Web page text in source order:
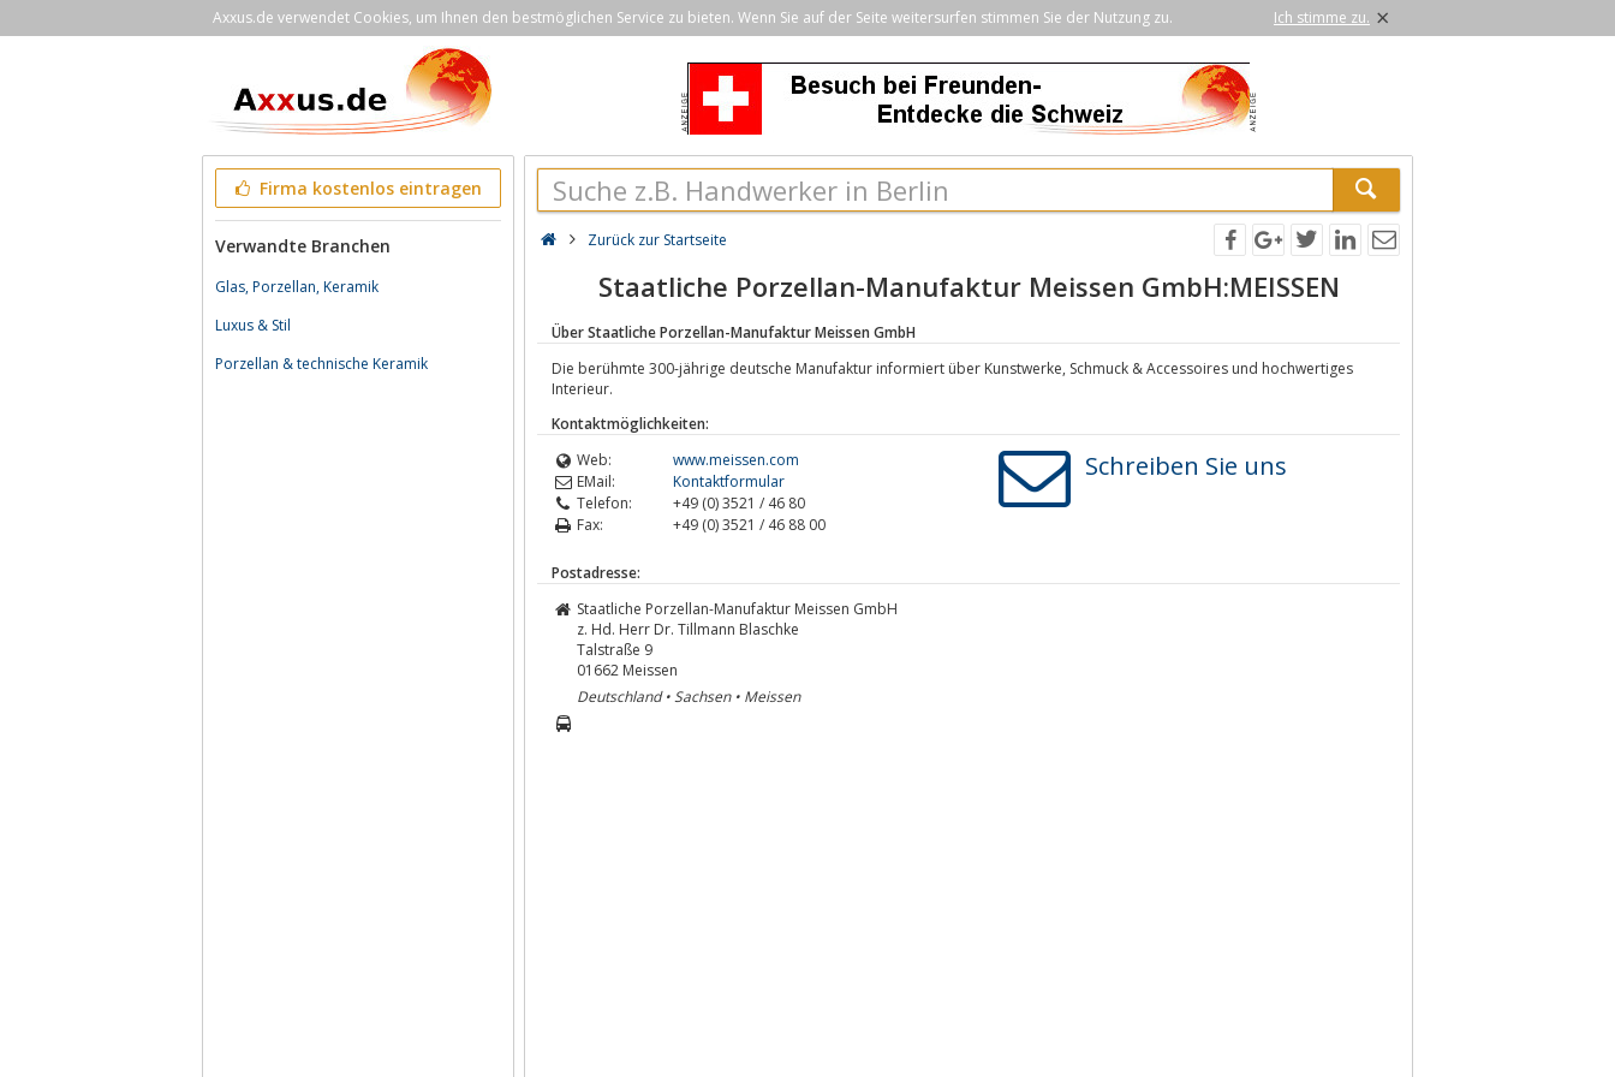
Axxus.de verwendet Cookies, um Ihnen den bestmöglichen Service zu bieten. Wenn Sie auf der Seite weitersurfen stimmen Sie der Nutzung zu. Ich stimme zu. ×
Firma kostenlos eintragen
Verwandte Branchen
Glas, Porzellan, Keramik
Luxus & Stil
Porzellan & technische Keramik
Zurück zur Startseite
Staatliche Porzellan-Manufaktur Meissen GmbH:MEISSEN
Über Staatliche Porzellan-Manufaktur Meissen GmbH
Die berühmte 300-jährige deutsche Manufaktur informiert über Kunstwerke, Schmuck & Accessoires und hochwertiges
Interieur.
Kontaktmöglichkeiten:
Web:
www.meissen.com
EMail:
Kontaktformular
Telefon:
+49 (0) 3521 / 46 80
Fax:
+49 (0) 3521 / 46 88 00
Schreiben Sie uns
Postadresse:
Staatliche Porzellan-Manufaktur Meissen GmbH
z. Hd. Herr Dr. Tillmann Blaschke
Talstraße 9
01662 Meissen
Deutschland • Sachsen • Meissen